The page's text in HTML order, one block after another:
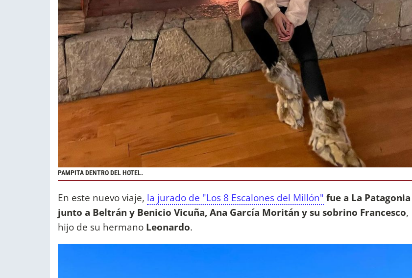
PAMPITA DENTRO DEL HOTEL.
En este nuevo viaje, la jurado de "Los 8 Escalones del Millón" fue a La Patagonia
junto a Beltrán y Benicio Vicuña, Ana García Moritán y su sobrino Francesco,
hijo de su hermano Leonardo.